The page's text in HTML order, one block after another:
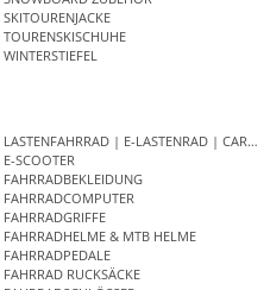
SKITOURENJACKE
TOURENSKISCHUHE
WINTERSTIEFEL
LASTENFAHRRAD | E-LASTENRAD |
E-SCOOTER
FAHRRADBEKLEIDUNG
FAHRRADCOMPUTER
FAHRRADGRIFFE
FAHRRADHELME & MTB HELME
FAHRRADPEDALE
FAHRRAD RUCKSÄCKE